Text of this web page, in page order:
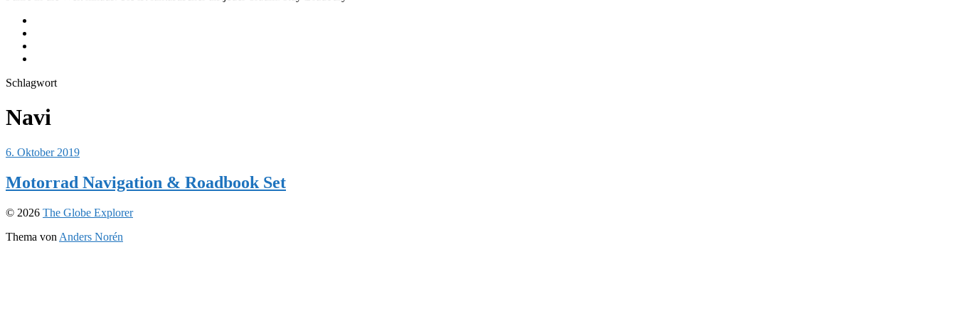
Schlagwort
Navi
6. Oktober 2019
Motorrad Navigation & Roadbook Set
© 2026 The Globe Explorer
Thema von Anders Norén